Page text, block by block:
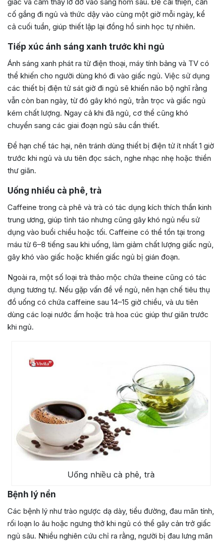
cố gắng đi ngủ và thức dậy vào cùng một giờ mỗi ngày, kể
cả cuối tuần, giúp thiết lập lại đồng hồ sinh học tự nhiên.
Tiếp xúc ánh sáng xanh trước khi ngủ
Ánh sáng xanh phát ra từ điện thoại, máy tính bảng và TV có
thể khiến cho người dùng khó đi vào giấc ngủ. Việc sử dụng
các thiết bị điện tử sát giờ đi ngủ sẽ khiến não bộ nghĩ rằng
vẫn còn ban ngày, từ đó gây khó ngủ, trằn trọc và giấc ngủ
kém chất lượng. Ngay cả khi đã ngủ, cơ thể cũng khó
chuyển sang các giai đoạn ngủ sâu cần thiết.
Để hạn chế tác hại, nên tránh dùng thiết bị điện tử ít nhất 1 giờ
trước khi ngủ và ưu tiên đọc sách, nghe nhạc nhẹ hoặc thiền
thư giãn.
Uống nhiều cà phê, trà
Caffeine trong cà phê và trà có tác dụng kích thích thần kinh
trung ương, giúp tỉnh táo nhưng cũng gây khó ngủ nếu sử
dụng vào buổi chiều hoặc tối. Caffeine có thể tồn tại trong
máu từ 6–8 tiếng sau khi uống, làm giảm chất lượng giấc ngủ,
gây khó vào giấc hoặc khiến giấc ngủ bị gián đoạn.
Ngoài ra, một số loại trà thảo mộc chứa theine cũng có tác
dụng tương tự. Nếu gặp vấn đề về ngủ, nên hạn chế tiêu thụ
đồ uống có chứa caffeine sau 14–15 giờ chiều, và ưu tiên
dùng các loại nước ấm hoặc trà hoa cúc giúp thư giãn trước
khi ngủ.
Uống nhiều cà phê, trà
Bệnh lý nền
Các bệnh lý như trào ngược dạ dày, tiểu đường, đau mãn tính,
rối loạn lo âu hoặc ngưng thở khi ngủ có thể gây cản trở giấc
ngủ sâu. Nhiều nghiên cứu chỉ ra rằng, người bị đau lưng mãn